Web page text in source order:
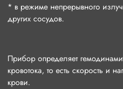
* в режиме непрерывного
других сосудов.
Прибор определяет
кровотока, то есть скорость и
крови.